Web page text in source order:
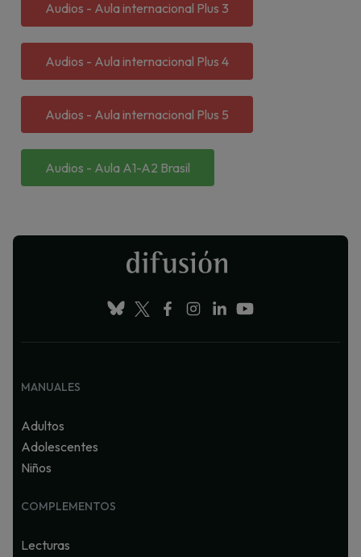
Audios - Aula internacional Plus 3
Audios - Aula internacional Plus 4
Audios - Aula internacional Plus 5
Audios - Aula A1-A2 Brasil
MANUALES
Adultos
Adolescentes
Niños
COMPLEMENTOS
Lecturas